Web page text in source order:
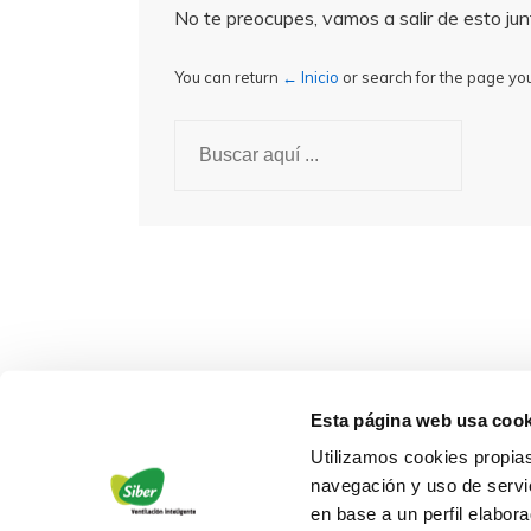
Esta página web usa
Utilizamos cookies
navegación y uso de
en base a un perfil
No te preocupes, vamos a salir de esto
You can return ← Inicio or search for the page
por: